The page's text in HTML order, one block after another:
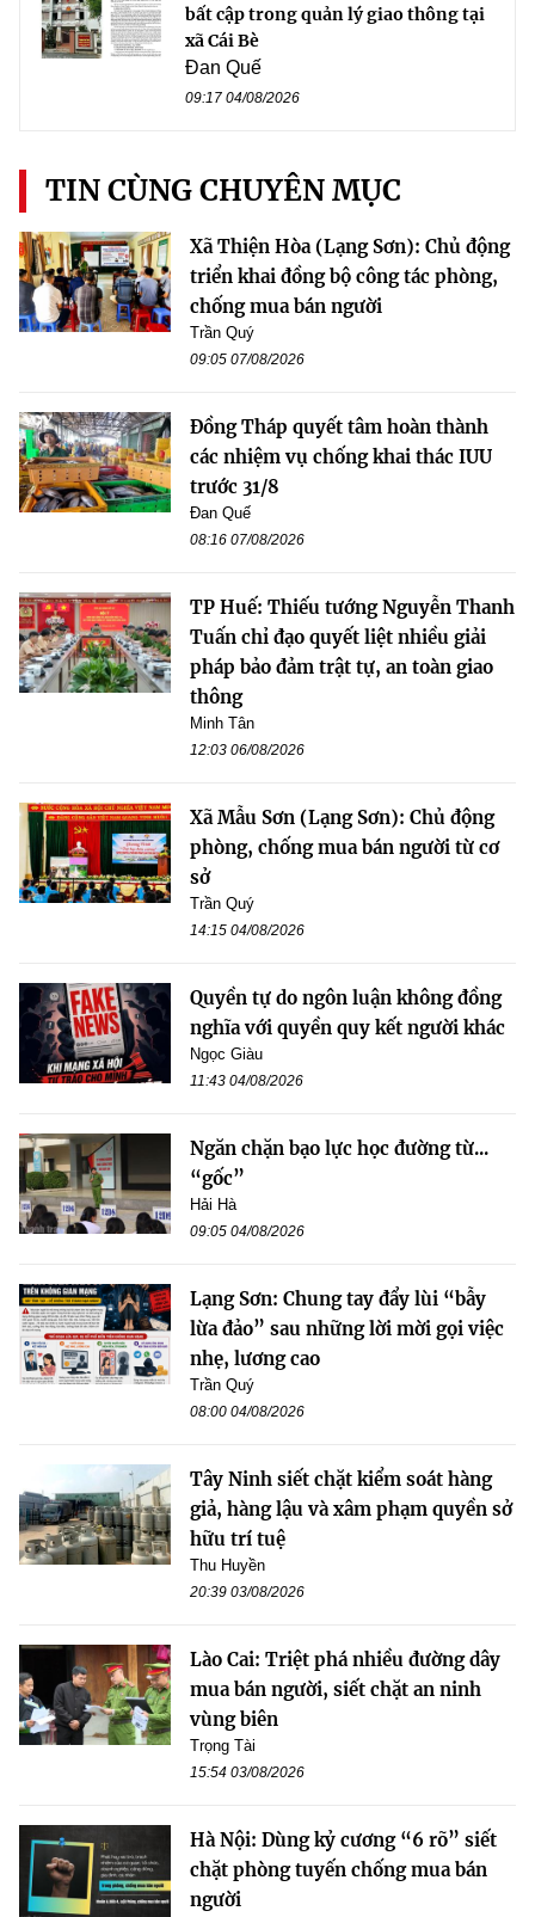
bất cập trong quản lý giao thông tại
xã Cái Bè
Đan Quế
09:17 04/08/2026
TIN CÙNG CHUYÊN MỤC
Xã Thiện Hòa (Lạng Sơn): Chủ động
triển khai đồng bộ công tác phòng,
chống mua bán người
Trần Quý
09:05 07/08/2026
Đồng Tháp quyết tâm hoàn thành
các nhiệm vụ chống khai thác IUU
trước 31/8
Đan Quế
08:16 07/08/2026
TP Huế: Thiếu tướng Nguyễn Thanh
Tuấn chỉ đạo quyết liệt nhiều giải
pháp bảo đảm trật tự, an toàn giao
thông
Minh Tân
12:03 06/08/2026
Xã Mẫu Sơn (Lạng Sơn): Chủ động
phòng, chống mua bán người từ cơ
sở
Trần Quý
14:15 04/08/2026
Quyền tự do ngôn luận không đồng
nghĩa với quyền quy kết người khác
Ngọc Giàu
11:43 04/08/2026
Ngăn chặn bạo lực học đường từ...
“gốc”
Hải Hà
09:05 04/08/2026
Lạng Sơn: Chung tay đẩy lùi “bẫy
lừa đảo” sau những lời mời gọi việc
nhẹ, lương cao
Trần Quý
08:00 04/08/2026
Tây Ninh siết chặt kiểm soát hàng
giả, hàng lậu và xâm phạm quyền sở
hữu trí tuệ
Thu Huyền
20:39 03/08/2026
Lào Cai: Triệt phá nhiều đường dây
mua bán người, siết chặt an ninh
vùng biên
Trọng Tài
15:54 03/08/2026
Hà Nội: Dùng kỷ cương “6 rõ” siết
chặt phòng tuyến chống mua bán
người